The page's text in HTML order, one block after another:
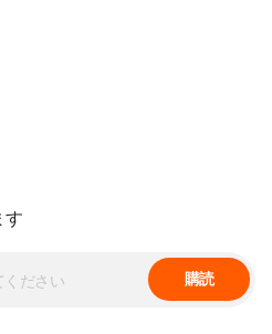
す
購読